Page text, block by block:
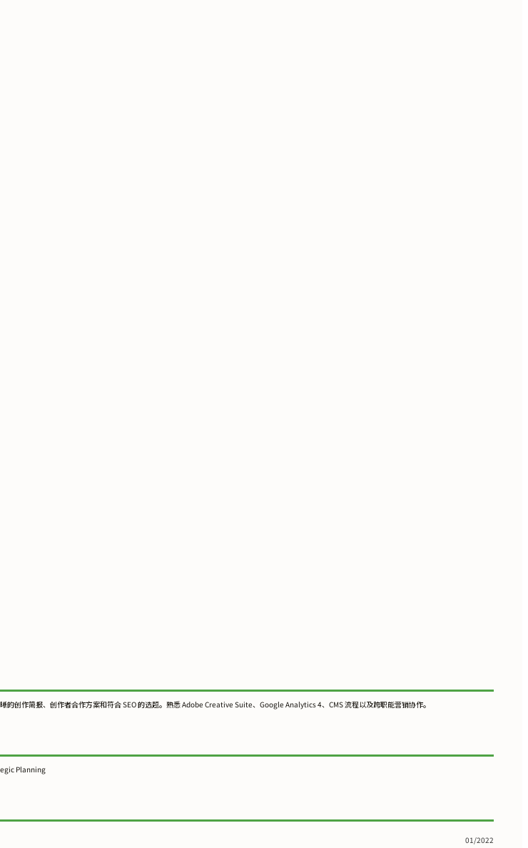
创作简报、创作者合作方案和符合 SEO 的选题。熟悉 Adobe Creative Suite、Google Analytics 4、CMS 流程以及跨职能营销协作。
Planning
01/2022